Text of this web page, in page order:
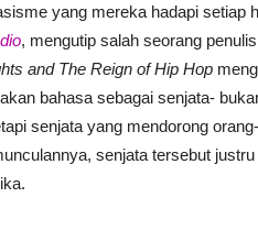
yang mereka hadapi setiap
, mengutip salah seorang
and The Reign of Hip Hop
bahasa sebagai senjata-
senjata yang mendorong
senjata tersebut